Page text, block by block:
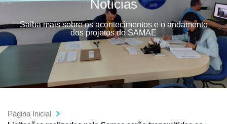
Notícias
Saiba mais sobre os acontecimentos e o andamento
dos projetos do SAMAE
Página Inicial